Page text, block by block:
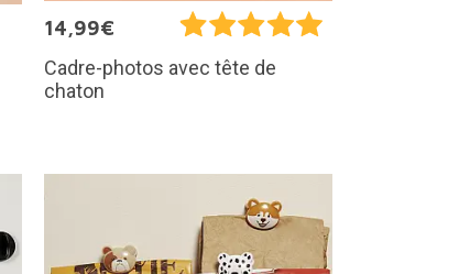
14,99€
Cadre-photos avec tête de
chaton